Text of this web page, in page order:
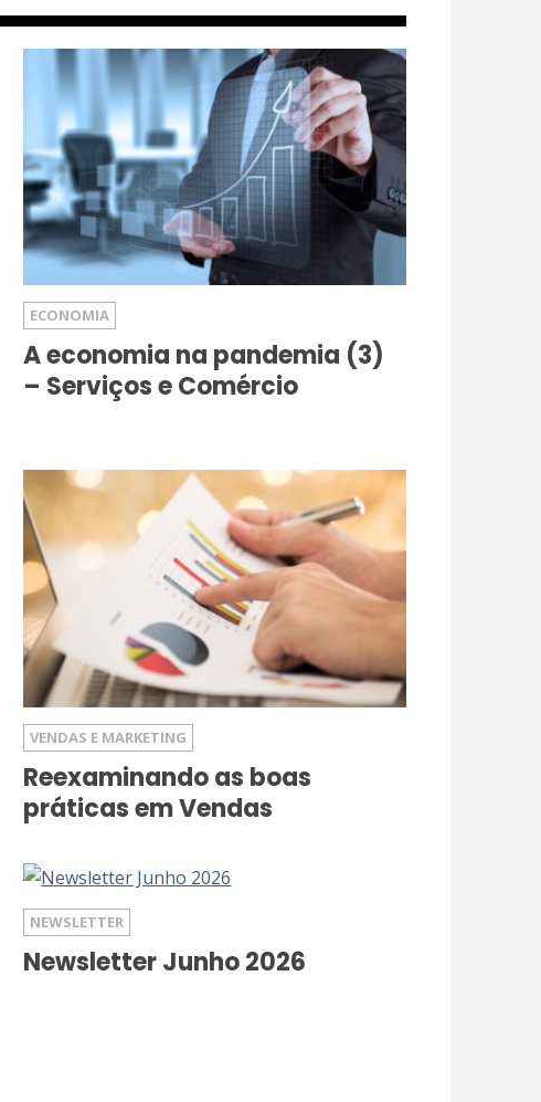
ECONOMIA
A economia na pandemia (3)
– Serviços e Comércio
VENDAS E MARKETING
Reexaminando as boas
práticas em Vendas
NEWSLETTER
Newsletter Junho 2026